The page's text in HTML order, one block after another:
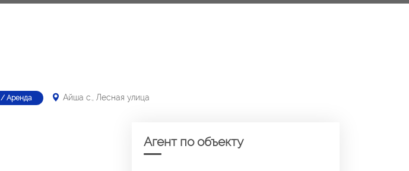
/ Аренда Айша с., Лесная улица
Агент по объекту